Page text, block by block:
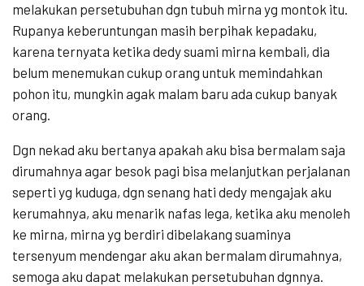
melakukan persetubuhan dgn tubuh mirna yg montok itu.
Rupanya keberuntungan masih berpihak kepadaku,
karena ternyata ketika dedy suami mirna kembali, dia
belum menemukan cukup orang untuk memindahkan
pohon itu, mungkin agak malam baru ada cukup banyak
orang.
Dgn nekad aku bertanya apakah aku bisa bermalam saja
dirumahnya agar besok pagi bisa melanjutkan perjalanan
seperti yg kuduga, dgn senang hati dedy mengajak aku
kerumahnya, aku menarik nafas lega, ketika aku menoleh
ke mirna, mirna yg berdiri dibelakang suaminya
tersenyum mendengar aku akan bermalam dirumahnya,
semoga aku dapat melakukan persetubuhan dgnnya.